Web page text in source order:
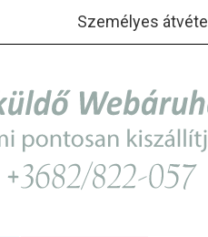
Személyes átvétel